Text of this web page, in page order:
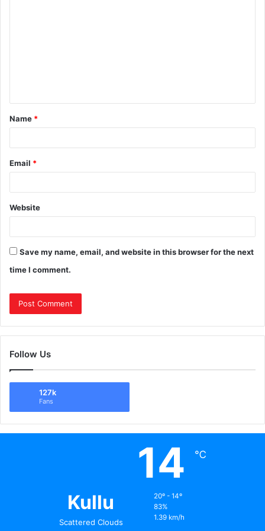
Name *
Email *
Website
Save my name, email, and website in this browser for the next
time I comment.
Follow Us
127k
Fans
Kullu
Scattered Clouds
14 ℃
20º - 14º
83%
1.39 km/h